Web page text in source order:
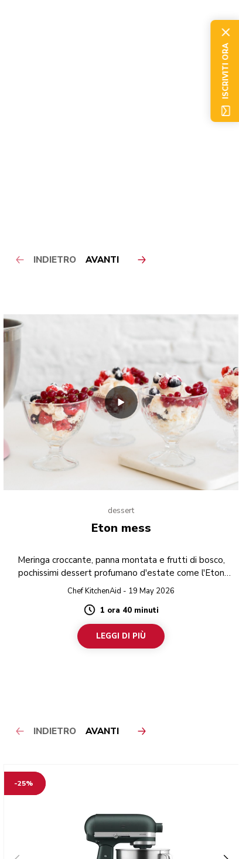
INDIETRO AVANTI
dessert
Eton mess
Meringa croccante, panna montata e frutti di bosco,
pochissimi dessert profumano d'estate come l'Eton
mess!
Chef KitchenAid - 19 May 2026
Duration1 ora 40 minuti
LEGGI DI PIÙ
INDIETRO AVANTI
-25%
ISCRIVITI ORA